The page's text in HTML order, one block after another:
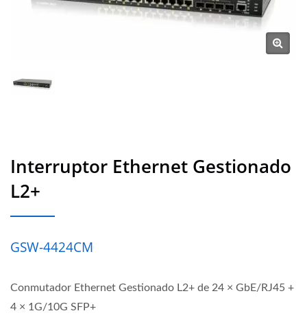
Interruptor Ethernet Gestionado
L2+
GSW-4424CM
Conmutador Ethernet Gestionado L2+ de 24 × GbE/RJ45 +
4 × 1G/10G SFP+